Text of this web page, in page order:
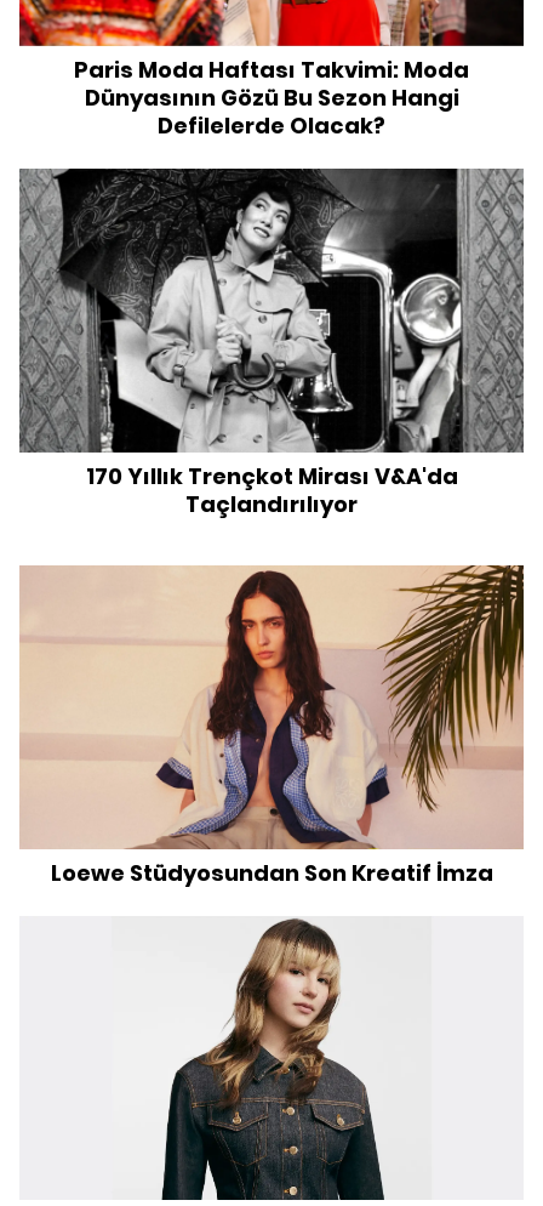
Paris Moda Haftası Takvimi: Moda
Dünyasının Gözü Bu Sezon Hangi
Defilelerde Olacak?
170 Yıllık Trençkot Mirası V&A'da
Taçlandırılıyor
Loewe Stüdyosundan Son Kreatif İmza